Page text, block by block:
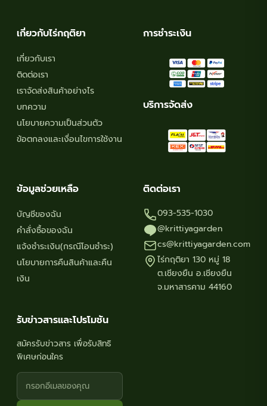
product
เกี่ยวกับไร่กฤติยา
เกี่ยวกับเรา
ติดต่อเรา
เราจัดส่งสินค้าอย่างไร
บทความ
นโยบายความเป็นส่วนตัว
ข้อตกลงและเงื่อนไขการใช้งาน
การชำระเงิน
บริการจัดส่ง
ข้อมูลช่วยเหลือ
บัญชีของฉัน
คำสั่งซื้อของฉัน
แจ้งชำระเงิน(กรณีโอนชำระ)
นโยบายการคืนสินค้าและคืน
เงิน
ติดต่อเรา
093-535-1030
@krittiyagarden
cs@krittiyagarden.com
ไร่กฤติยา 130 หมู่ 18
ต.เชียงยืน อ.เชียงยืน
จ.มหาสารคาม 44160
รับข่าวสารและโปรโมชัน
สมัครรับข่าวสาร เพื่อรับสิทธิ
พิเศษก่อนใคร